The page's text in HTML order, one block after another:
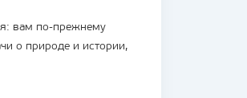
вам по-прежнему
о природе и истории,